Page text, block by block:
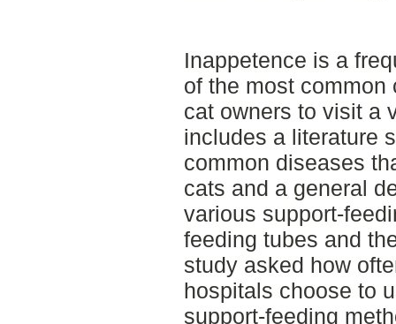
Inappetence is a
of the most common
cat owners to visit a
includes a literature
common diseases
cats and a general
various support-
feeding tubes and
study asked how
hospitals choose to
support-feeding